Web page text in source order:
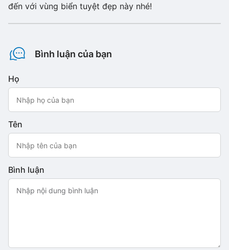
đến với vùng biển tuyệt đẹp này nhé!
Bình luận của bạn
Họ
Tên
Bình luận